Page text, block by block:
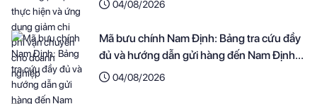
04/08/2026
Mã bưu chính Nam Định: Bảng tra cứu đầy
đủ và hướng dẫn gửi hàng đến Nam Định
nhanh nhất
04/08/2026